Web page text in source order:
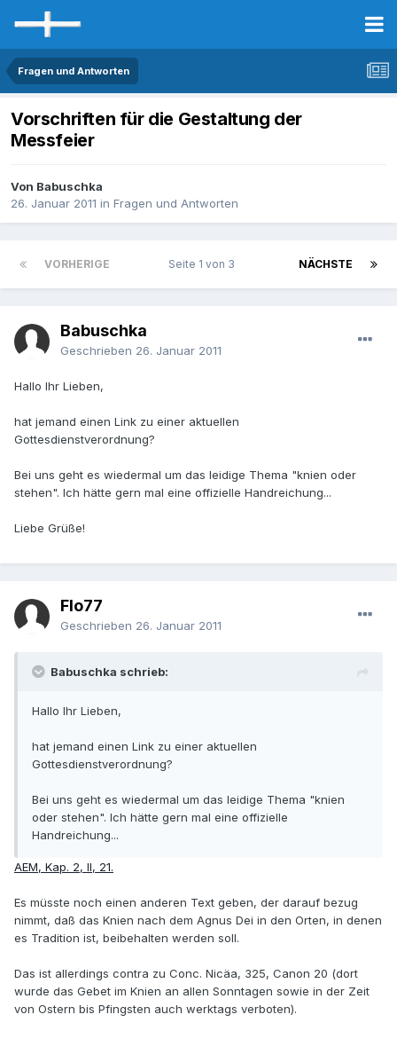
Fragen und Antworten
Vorschriften für die Gestaltung der
Messfeier
Von Babuschka
26. Januar 2011 in Fragen und Antworten
VORHERIGE NÄCHSTE
Seite 1 von 3
Babuschka
Geschrieben 26. Januar 2011
Hallo Ihr Lieben,
hat jemand einen Link zu einer aktuellen
Gottesdienstverordnung?
Bei uns geht es wiedermal um das leidige Thema "knien oder
stehen". Ich hätte gern mal eine offizielle Handreichung...
Liebe Grüße!
Flo77
Geschrieben 26. Januar 2011
Babuschka schrieb:
Hallo Ihr Lieben,
hat jemand einen Link zu einer aktuellen
Gottesdienstverordnung?
Bei uns geht es wiedermal um das leidige Thema "knien
oder stehen". Ich hätte gern mal eine offizielle
Handreichung...
AEM, Kap. 2, II, 21.
Es müsste noch einen anderen Text geben, der darauf bezug
nimmt, daß das Knien nach dem Agnus Dei in den Orten, in denen
es Tradition ist, beibehalten werden soll.
Das ist allerdings contra zu Conc. Nicäa, 325, Canon 20 (dort
wurde das Gebet im Knien an allen Sonntagen sowie in der Zeit
von Ostern bis Pfingsten auch werktags verboten).